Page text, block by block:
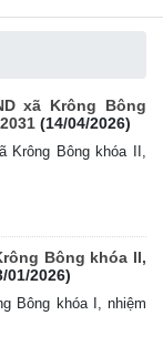
xã Krông Bông
(14/04/2026)
Krông Bông khóa II,
Bông khóa II,
01/2026)
Bông khóa I, nhiệm
nhân dân xã
HĐND xã tháng
lịch Tiếp công
UBND xã